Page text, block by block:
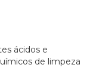
ácidos e
de limpeza